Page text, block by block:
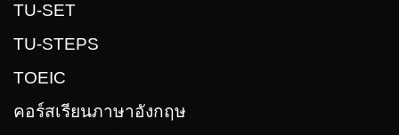
TU-SET
TU-STEPS
TOEIC
คอร์สเรียนภาษาอังกฤษ